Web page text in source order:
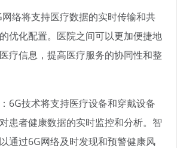
络将支持医疗数据的实时传输和共
优化配置。医院之间可以更加便捷地
疗信息，提高医疗服务的协同性和整
6G技术将支持医疗设备和穿戴设备
患者健康数据的实时监控和分析。智
通过6G网络及时发现和预警健康风